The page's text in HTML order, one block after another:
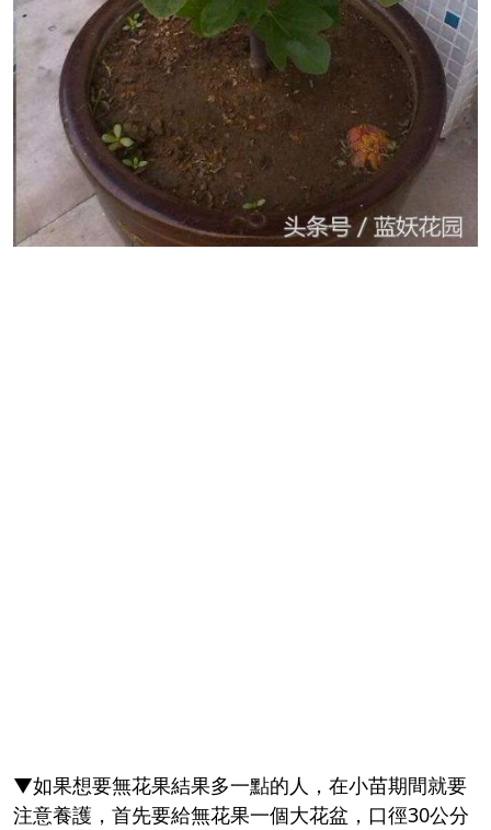
▼如果想要無花果結果多一點的人，在小苗期間就要
注意養護，首先要給無花果一個大花盆，口徑30公分